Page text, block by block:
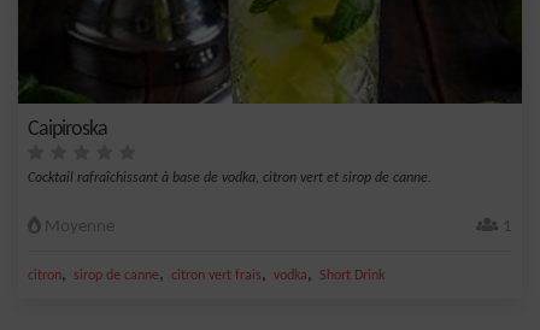
Caipiroska
Cocktail rafraîchissant à base de vodka, citron vert et sirop de canne.
Moyenne 1
citron, sirop de canne, citron vert frais, vodka, Short Drink